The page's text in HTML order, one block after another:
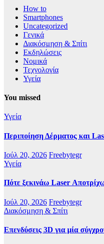
How to
Smartphones
Uncategorized
Γενικά
Διακόσμηση & Σπίτι
Εκδηλώσεις
Νομικά
Τεχνολογία
Υγεία
You missed
Υγεία
Περιποίηση Δέρματος και
Ιούλ 20, 2026 Freebytegr
Υγεία
Πότε ξεκινάω Laser
Ιούλ 20, 2026 Freebytegr
Διακόσμηση & Σπίτι
Επενδύσεις 3D για μία